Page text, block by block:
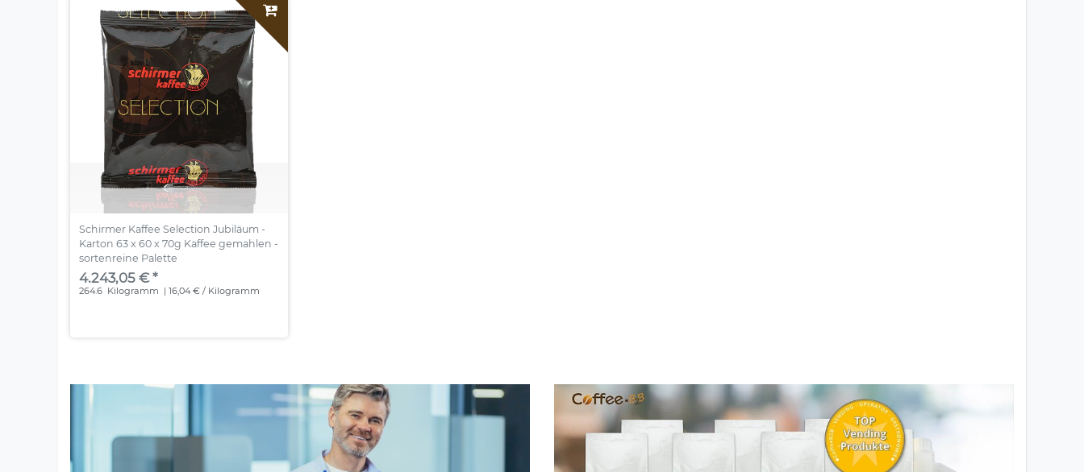
Schirmer Kaffee Selection Jubiläum -
Karton 63 x 60 x 70g Kaffee gemahlen -
sortenreine Palette
4.243,05 € *
264.6 Kilogramm | 16,04 € / Kilogramm